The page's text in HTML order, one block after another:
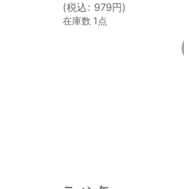
(税込: 979円)
在庫数 1点